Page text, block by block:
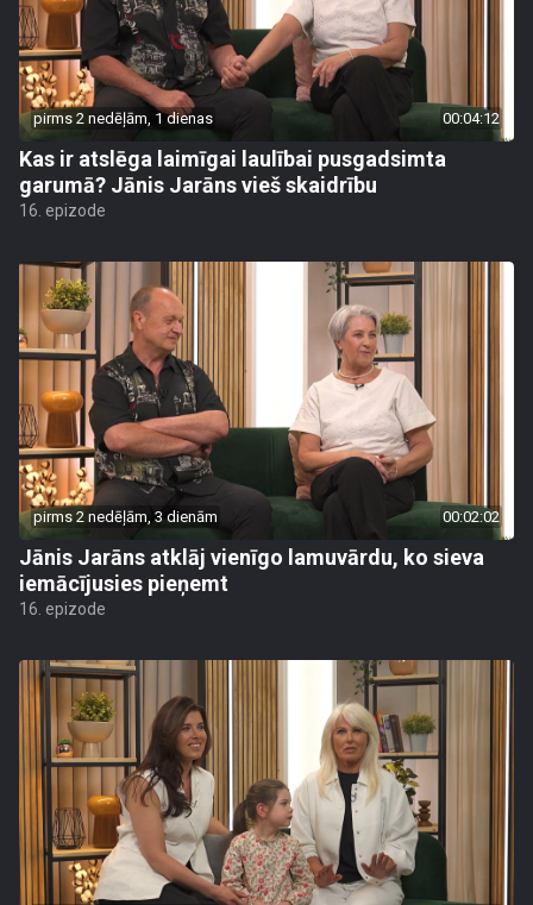
pirms 2 nedēļām, 1 dienas 00:04:12
Kas ir atslēga laimīgai laulībai pusgadsimta
garumā? Jānis Jarāns vieš skaidrību
16. epizode
pirms 2 nedēļām, 3 dienām 00:02:02
Jānis Jarāns atklāj vienīgo lamuvārdu, ko sieva
iemācījusies pieņemt
16. epizode